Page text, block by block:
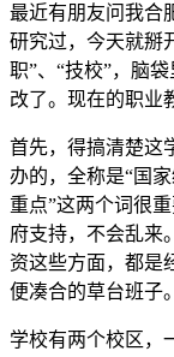
最近有朋友问我合
研究过，今天就掰
职”、“技校”，脑
改了。现在的职业
首先，得搞清楚这
办的，全称是“国
重点”这两个词很
府支持，不会乱来
资这些方面，都是
便凑合的草台班子。
学校有两个校区，